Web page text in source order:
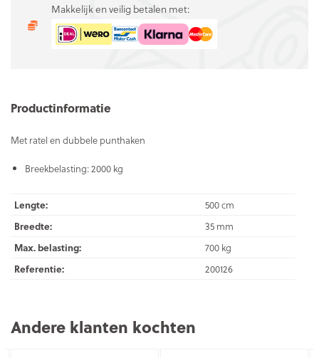
Makkelijk en veilig betalen met:
Productinformatie
Met ratel en dubbele punthaken
Breekbelasting: 2000 kg
Lengte:
500 cm
Breedte:
35 mm
Max. belasting:
700 kg
Referentie:
200126
Andere klanten kochten